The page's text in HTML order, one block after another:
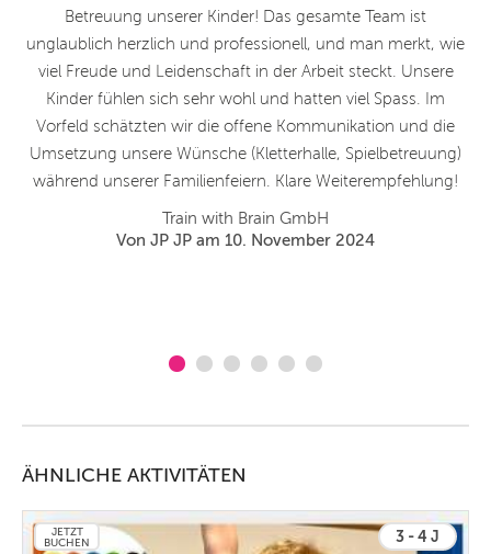
Betreuung unserer Kinder! Das gesamte Team ist
unglaublich herzlich und professionell, und man merkt, wie
viel Freude und Leidenschaft in der Arbeit steckt. Unsere
Kinder fühlen sich sehr wohl und hatten viel Spass. Im
Vorfeld schätzten wir die offene Kommunikation und die
Umsetzung unsere Wünsche (Kletterhalle, Spielbetreuung)
während unserer Familienfeiern. Klare Weiterempfehlung!
Train with Brain GmbH
Von JP JP am 10. November 2024
ÄHNLICHE AKTIVITÄTEN
JETZT
BUCHEN
3 - 4 J